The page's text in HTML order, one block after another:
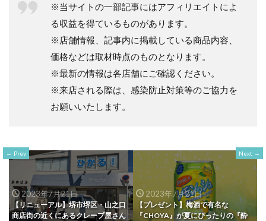
※当サイトの一部記事にはアフィリエイトによ
る収益を得ているものがあります。
※店舗情報、記事内に掲載している商品内容、
価格などは取材時点のものとなります。
※最新の情報は各店舗にご確認ください。
※来店される際は、感染防止対策等のご協力を
お願いいたします。
Prev
2023年7月21日
【リニューアル】堺市堺区・山之口
商店街の近くにあるクレープ屋さん
Next
2023年7月21日
【プレゼント】梅酒で有名な
『CHOYA』が夏にぴったりの『酔